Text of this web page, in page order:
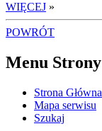
WIĘCEJ »
POWRÓT
Menu Strony
Strona Główna
Mapa serwisu
Szukaj